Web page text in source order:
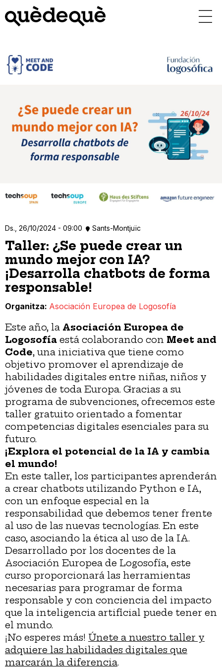
contingut
Ds., 26/10/2024 - 09:00 Sants-Montjuïc
Taller: ¿Se puede crear un
mundo mejor con IA?
¡Desarrolla chatbots de forma
responsable!
Organitza Asociación Europea de Logosofía
Este año, la Asociación Europea de
Logosofía está colaborando con Meet and
Code, una iniciativa que tiene como
objetivo promover el aprendizaje de
habilidades digitales entre niñas, niños y
jóvenes de toda Europa. Gracias a su
programa de subvenciones, ofrecemos este
taller gratuito orientado a fomentar
competencias digitales esenciales para su
futuro.
¡Explora el potencial de la IA y cambia
el mundo!
En este taller, los participantes aprenderán
a crear chatbots utilizando Python e IA,
con un enfoque especial en la
responsabilidad que debemos tener frente
al uso de las nuevas tecnologías. En este
caso, asociando la ética al uso de la IA.
Desarrollado por los docentes de la
Asociación Europea de Logosofía, este
curso proporcionará las herramientas
necesarias para programar de forma
responsable y con conciencia del impacto
que la inteligencia artificial puede tener en
el mundo.
¡No esperes más! Únete a nuestro taller y
adquiere las habilidades digitales que
marcarán la diferencia.